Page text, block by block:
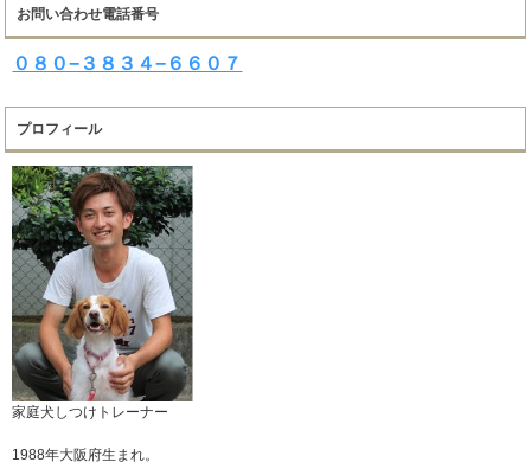
お問い合わせ電話番号
０８０−３８３４−６６０７
プロフィール
家庭犬しつけトレーナー
1988年大阪府生まれ。